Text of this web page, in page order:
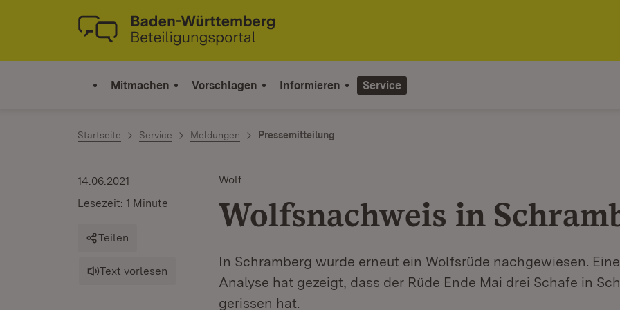
Zum Inhalt springen
Link zur Startseite
Mitmachen Vorschlagen Informieren Service
Startseite Service Meldungen Pressemitteilung
Wolf
Wolfsnachweis in
In Schramberg wurde erneut ein Wolfsrüde nachgewiesen.
Analyse hat gezeigt, dass der Rüde Ende Mai drei Schafe in
gerissen hat.
14.06.2021
Lesezeit: 1 Minute
Teilen
Text vorlesen